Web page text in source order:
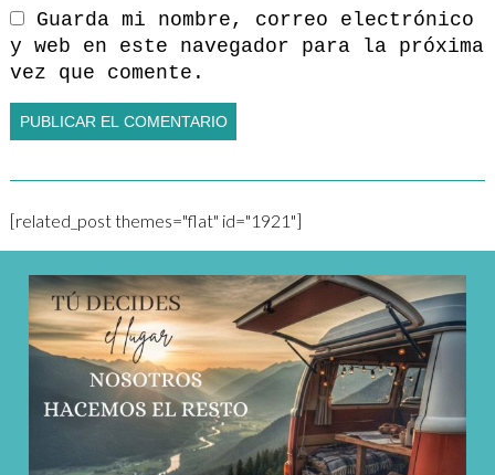
Guarda mi nombre, correo electrónico
y web en este navegador para la próxima
vez que comente.
[related_post themes="flat" id="1921"]